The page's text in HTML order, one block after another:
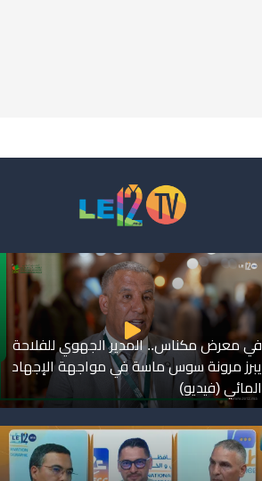
في معرض مكناس.. المدير الجهوي للفلاحة
يبرز مرونة سوس ماسة في مواجهة الإجهاد
المائي (فيديو)